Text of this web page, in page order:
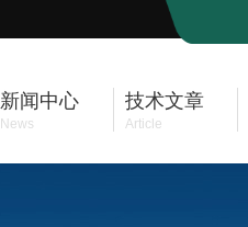
新闻中心
News
技术文章
Article